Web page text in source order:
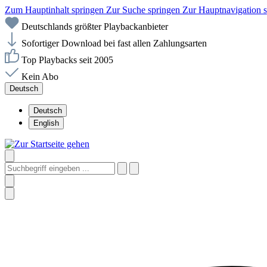
Zum Hauptinhalt springen Zur Suche springen Zur Hauptnavigation
Deutschlands größter Playbackanbieter
Sofortiger Download bei fast allen Zahlungsarten
Top Playbacks seit 2005
Kein Abo
Deutsch
Deutsch
English